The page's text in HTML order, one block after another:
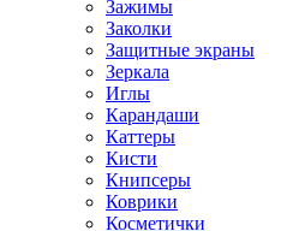
Зажимы
Заколки
Защитные экраны
Зеркала
Иглы
Карандаши
Каттеры
Кисти
Книпсеры
Коврики
Косметички